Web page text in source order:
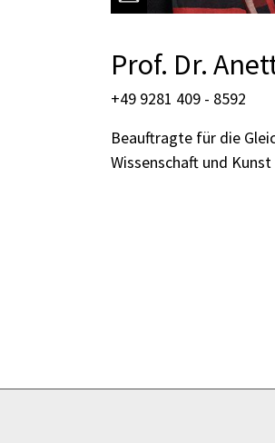
Prof. Dr.
+49 9281 409 - 8592
Beauftragte für die
Wissenschaft und Kunst